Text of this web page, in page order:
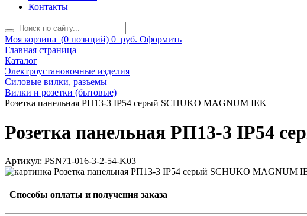
Контакты
Моя корзина (0 позиций) 0 руб. Оформить
Главная страница
Каталог
Электроустановочные изделия
Силовые вилки, разъемы
Вилки и розетки (бытовые)
Розетка панельная РП13-3 IP54 серый SCHUKO MAGNUM IEK
Розетка панельная РП13-3 IP54
Артикул: PSN71-016-3-2-54-K03
Способы оплаты и получения заказа